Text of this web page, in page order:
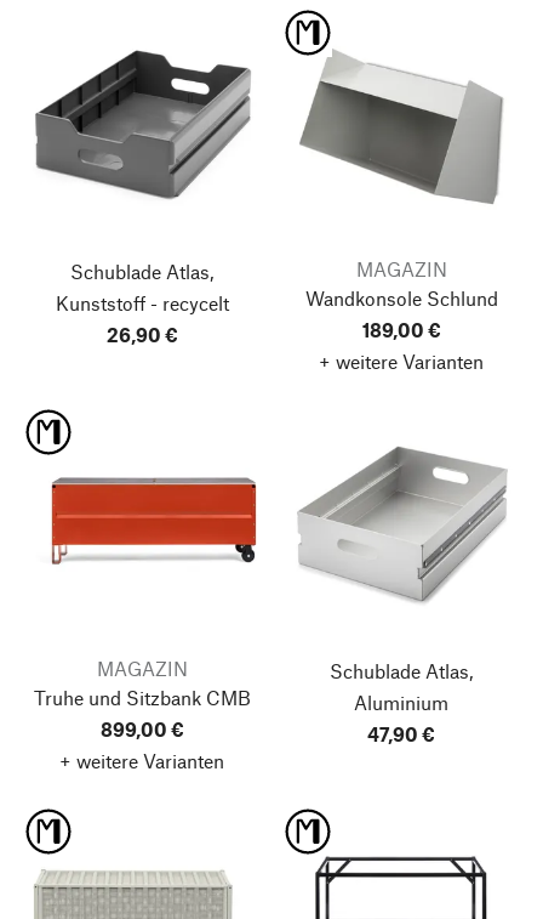
Schublade Atlas,
Kunststoff - recycelt
26,90 €
MAGAZIN
Wandkonsole Schlund
189,00 €
+ weitere Varianten
MAGAZIN
Truhe und Sitzbank CMB
899,00 €
+ weitere Varianten
Schublade Atlas,
Aluminium
47,90 €